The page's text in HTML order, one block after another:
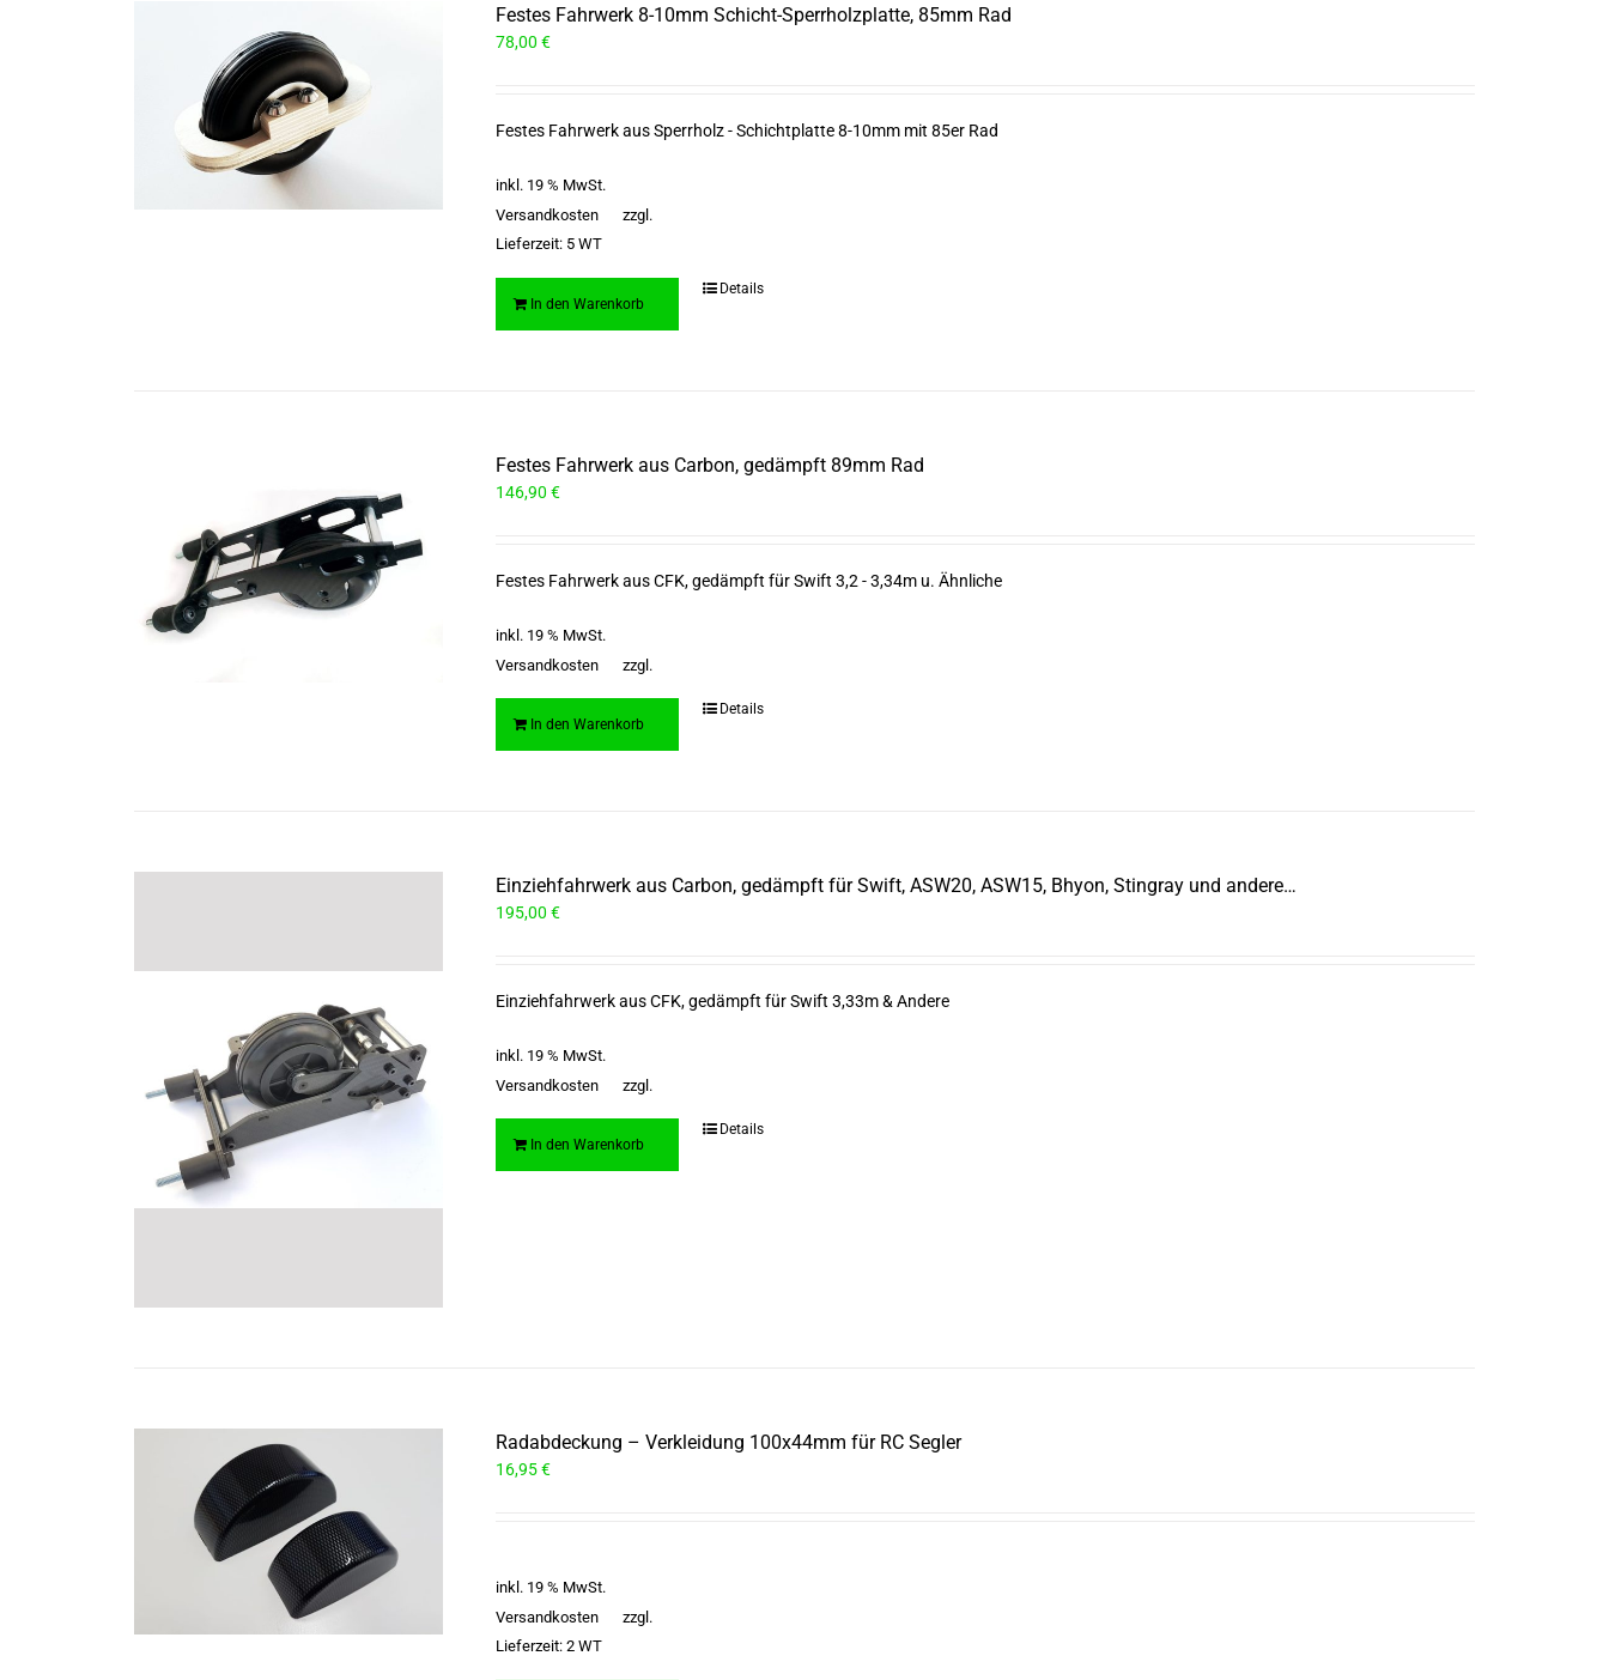
Festes Fahrwerk 8-10mm Schicht-Sperrholzplatte, 85mm Rad
78,00€
Festes Fahrwerk aus Sperrholz - Schichtplatte 8-10mm mit 85er Rad
inkl. 19 % MwSt.
zzgl.
Versandkosten
Lieferzeit: 5 WT
In den Warenkorb
Details
Festes Fahrwerk aus Carbon, gedämpft 89mm Rad
146,90€
Festes Fahrwerk aus CFK, gedämpft für Swift 3,2 - 3,34m u. Ähnliche
inkl. 19 % MwSt.
zzgl.
Versandkosten
In den Warenkorb
Details
Einziehfahrwerk aus Carbon, gedämpft für Swift, ASW20, ASW15, Bhyon, Stingray und andere…
195,00€
Einziehfahrwerk aus CFK, gedämpft für Swift 3,33m & Andere
inkl. 19 % MwSt.
zzgl.
Versandkosten
In den Warenkorb
Details
Radabdeckung – Verkleidung 100x44mm für RC Segler
16,95€
inkl. 19 % MwSt.
zzgl.
Versandkosten
Lieferzeit:2 WT